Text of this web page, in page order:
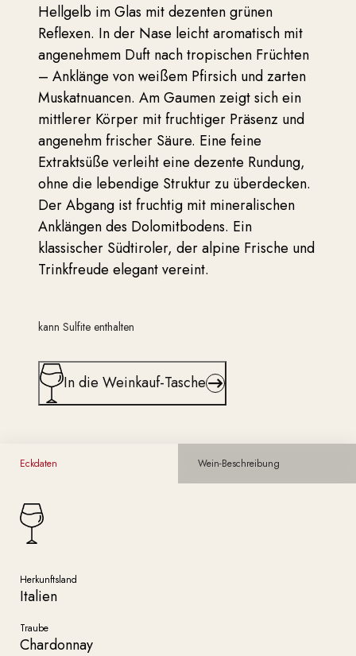
Hellgelb im Glas mit dezenten grünen
Reflexen. In der Nase leicht aromatisch mit
angenehmem Duft nach tropischen Früchten
– Anklänge von weißem Pfirsich und zarten
Muskatnuancen. Am Gaumen zeigt sich ein
mittlerer Körper mit fruchtiger Präsenz und
angenehm frischer Säure. Eine feine
Extraktsüße verleiht eine dezente Rundung,
ohne die lebendige Struktur zu überdecken.
Der Abgang ist fruchtig mit mineralischen
Anklängen des Dolomitbodens. Ein
klassischer Südtiroler, der alpine Frische und
Trinkfreude elegant vereint.
kann Sulfite enthalten
In die Weinkauf-Tasche
Eckdaten Wein-Beschreibung
Herkunftsland
Italien
Traube
Chardonnay